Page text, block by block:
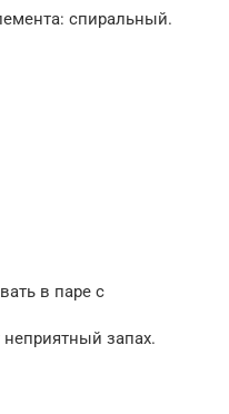
спиральный.
в паре с
неприятный запах.